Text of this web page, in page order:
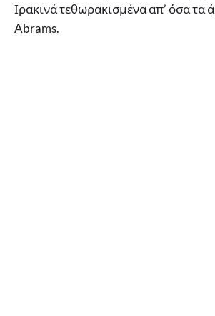
Ιρακινά τεθωρακισμένα απ’ όσα τα
Abrams.